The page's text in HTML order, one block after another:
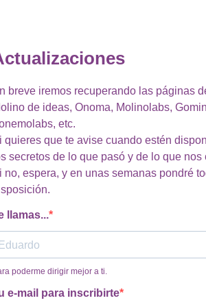
breve iremos recuperando las páginas
de ideas, Onoma, Molinolabs,
etc.
quieres que te avise cuando estén
secretos de lo que pasó y de lo que nos
no, espera, y en unas semanas pondré
llamas...
poderme dirigir mejor a ti.
e-mail para inscribirte